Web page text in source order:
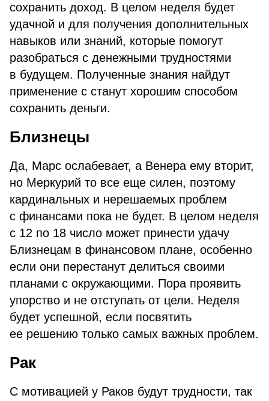
сохранить доход. В целом неделя будет
удачной и для получения дополнительных
навыков или знаний, которые помогут
разобраться с денежными трудностями
в будущем. Полученные знания найдут
применение с станут хорошим способом
сохранить деньги.
Близнецы
Да, Марс ослабевает, а Венера ему вторит,
но Меркурий то все еще силен, поэтому
кардинальных и нерешаемых проблем
с финансами пока не будет. В целом неделя
с 12 по 18 число может принести удачу
Близнецам в финансовом плане, особенно
если они перестанут делиться своими
планами с окружающими. Пора проявить
упорство и не отступать от цели. Неделя
будет успешной, если посвятить
ее решению только самых важных проблем.
Рак
С мотивацией у Раков будут трудности, так